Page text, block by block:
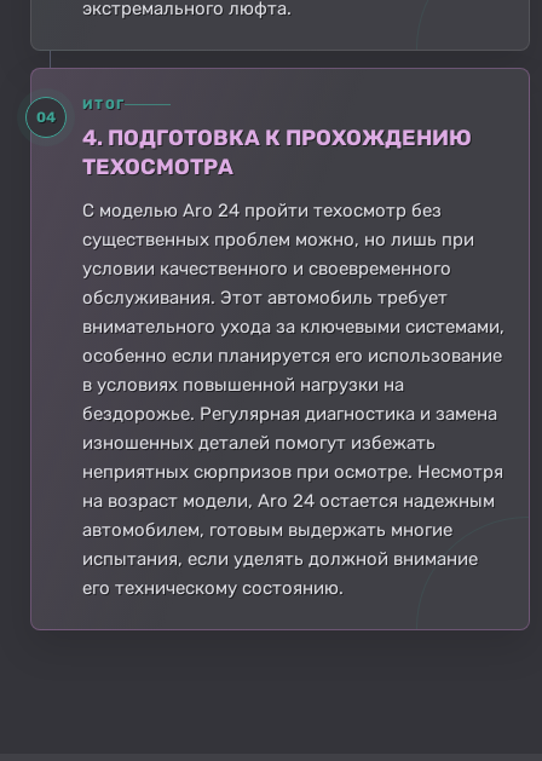
экстремального люфта.
04
ИТОГ
4. ПОДГОТОВКА К ПРОХОЖДЕНИЮ
ТЕХОСМОТРА
С моделью Aro 24 пройти техосмотр без
существенных проблем можно, но лишь при
условии качественного и своевременного
обслуживания. Этот автомобиль требует
внимательного ухода за ключевыми системами,
особенно если планируется его использование
в условиях повышенной нагрузки на
бездорожье. Регулярная диагностика и замена
изношенных деталей помогут избежать
неприятных сюрпризов при осмотре. Несмотря
на возраст модели, Aro 24 остается надежным
автомобилем, готовым выдержать многие
испытания, если уделять должной внимание
его техническому состоянию.